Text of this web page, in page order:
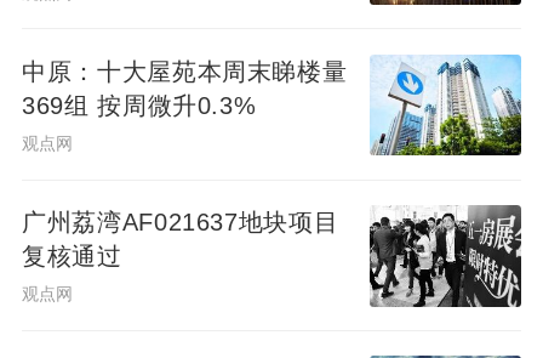
随自然光影明暗起伏，让“语言”从书页中“走
出”，成为可触摸、可感知的“光影诗行”。这
种设计既强化了“诗语落杯边”的“日常诗意”，
边》的“日常诗意”有了具象载体——正如“春
沐源的自然不需要‘配合’诗歌，因为它本身就
是诗，只是把‘诗语’轻轻放在了它该在的地
中原：十大屋苑本周末睇楼量
369组 按周微升0.3%
观点网
广州荔湾AF021637地块项目
复核通过
观点网